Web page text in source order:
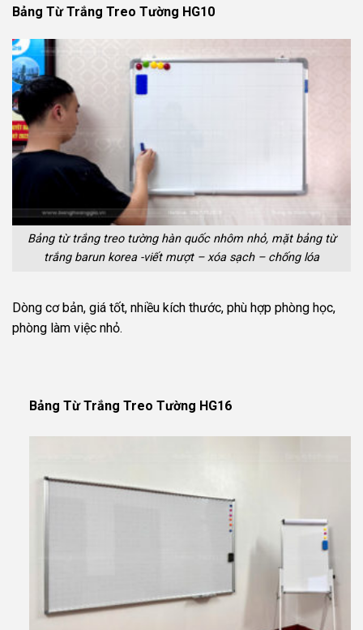
Bảng Từ Trắng Treo Tường HG10
Bảng từ trắng treo tường hàn quốc nhôm nhỏ, mặt bảng từ
trắng barun korea -viết mượt – xóa sạch – chống lóa
Dòng cơ bản, giá tốt, nhiều kích thước, phù hợp phòng học,
phòng làm việc nhỏ.
Bảng Từ Trắng Treo Tường HG16